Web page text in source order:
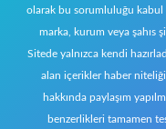
olarak bu sorumluluğu kabul
marka, kurum veya şahıs
Sitede yalnızca kendi
alan içerikler haber
hakkında paylaşım
benzerlikleri tamamen